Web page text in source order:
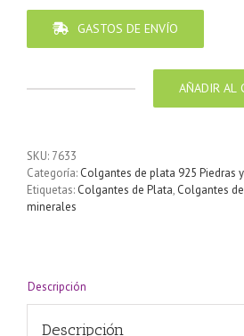
GASTOS DE ENVÍO
Piedra
de
mm
AÑADIR AL
SKU: 7633
Categoría: Colgantes de plata 925 Piedras
Etiquetas: Colgantes de Plata, Colgantes
minerales
Descripción
Descripción